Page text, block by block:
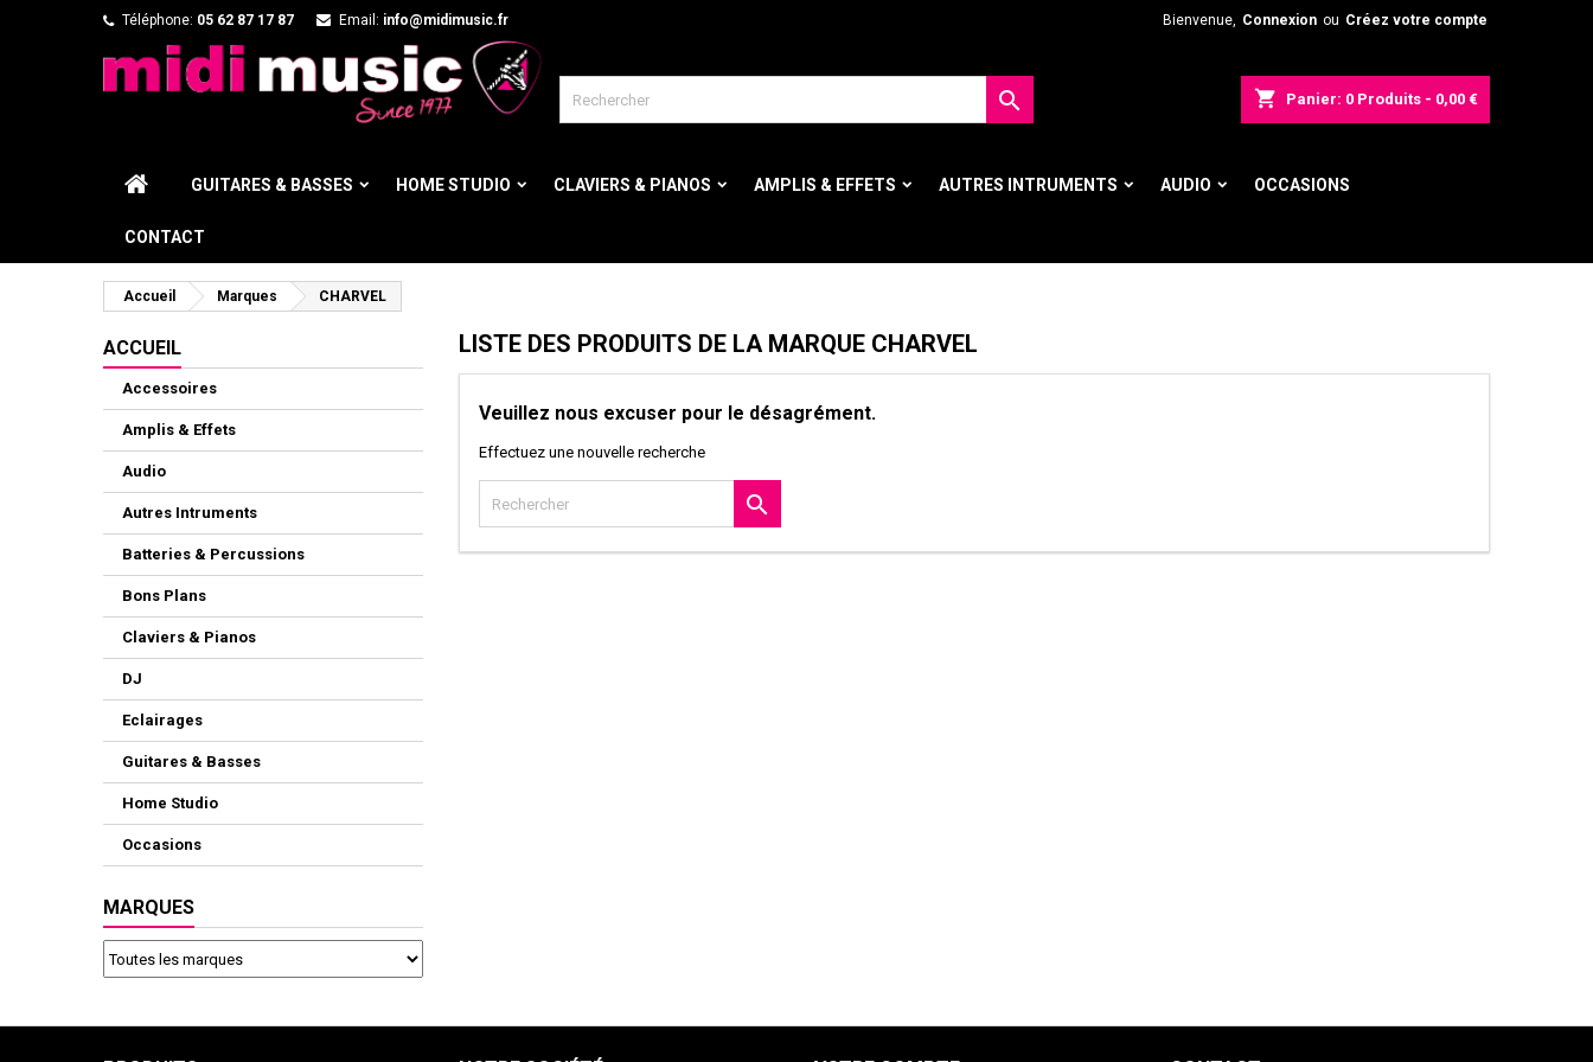
Téléphone: 05 62 87 17 87 Email: info@midimusic.fr Bienvenue, Connexion ou Créez votre compte
shopping_cart Panier: 0 Produits - 0,00 €

GUITARES & BASSES HOME STUDIO CLAVIERS & PIANOS AMPLIS & EFFETS AUTRES INTRUMENTS AUDIO OCCASIONS
CONTACT
Accueil Marques CHARVEL
ACCUEIL
Accessoires
Amplis & Effets
Audio
Autres Intruments
Batteries & Percussions
Bons Plans
Claviers & Pianos
DJ
Eclairages
Guitares & Basses
Home Studio
Occasions
MARQUES
LISTE DES PRODUITS DE LA MARQUE CHARVEL
Veuillez nous excuser pour le désagrément.
Effectuez une nouvelle recherche
